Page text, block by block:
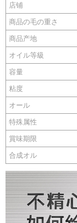
店铺
商品の毛の重さ
商品产地
オイル等級
容量
粘度
オール
特殊属性
賞味期限
合成オル